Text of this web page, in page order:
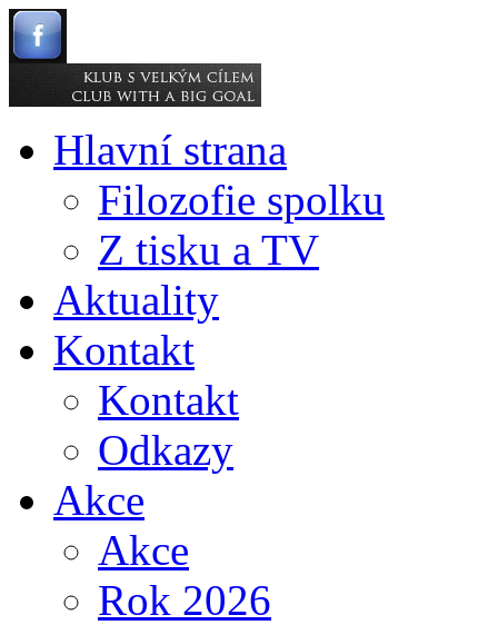
Hlavní strana
Filozofie spolku
Z tisku a TV
Aktuality
Kontakt
Kontakt
Odkazy
Akce
Akce
Rok 2026